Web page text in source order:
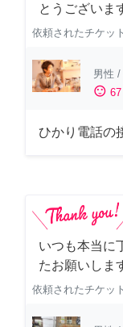
とうございま
依頼されたチケット
男性 /
sentiment_satisfied 67
ひかり電話の
いつも本当に
たお願いしま
依頼されたチケット